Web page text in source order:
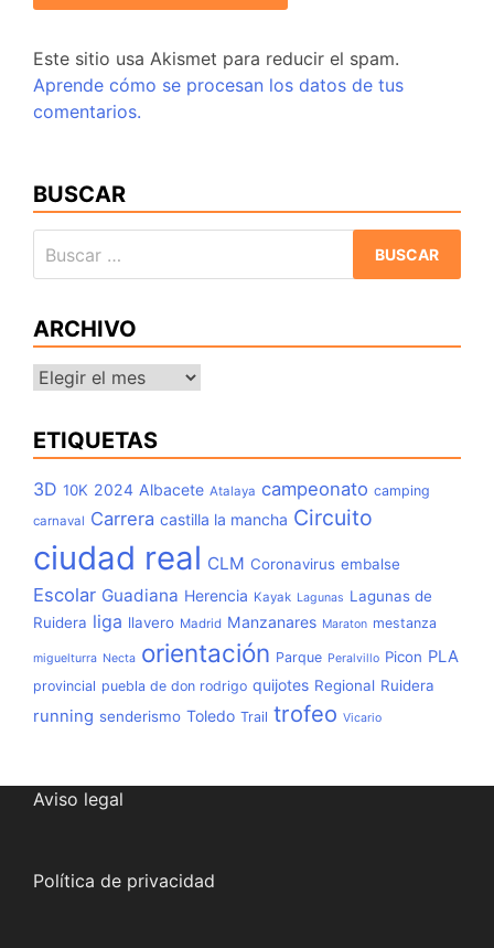
Este sitio usa Akismet para reducir el spam.
Aprende cómo se procesan los datos de tus
comentarios.
BUSCAR
ARCHIVO
Archivo
ETIQUETAS
3D 10K 2024 Albacete Atalaya campeonato camping
carnaval Carrera castilla la mancha Circuito
ciudad real CLM Coronavirus embalse
Escolar Guadiana Herencia Kayak Lagunas Lagunas de
Ruidera liga llavero Madrid Manzanares Maraton mestanza
miguelturra Necta orientación Parque Peralvillo Picon PLA
provincial puebla de don rodrigo quijotes Regional Ruidera
running senderismo Toledo Trail trofeo Vicario
Aviso legal
Política de privacidad